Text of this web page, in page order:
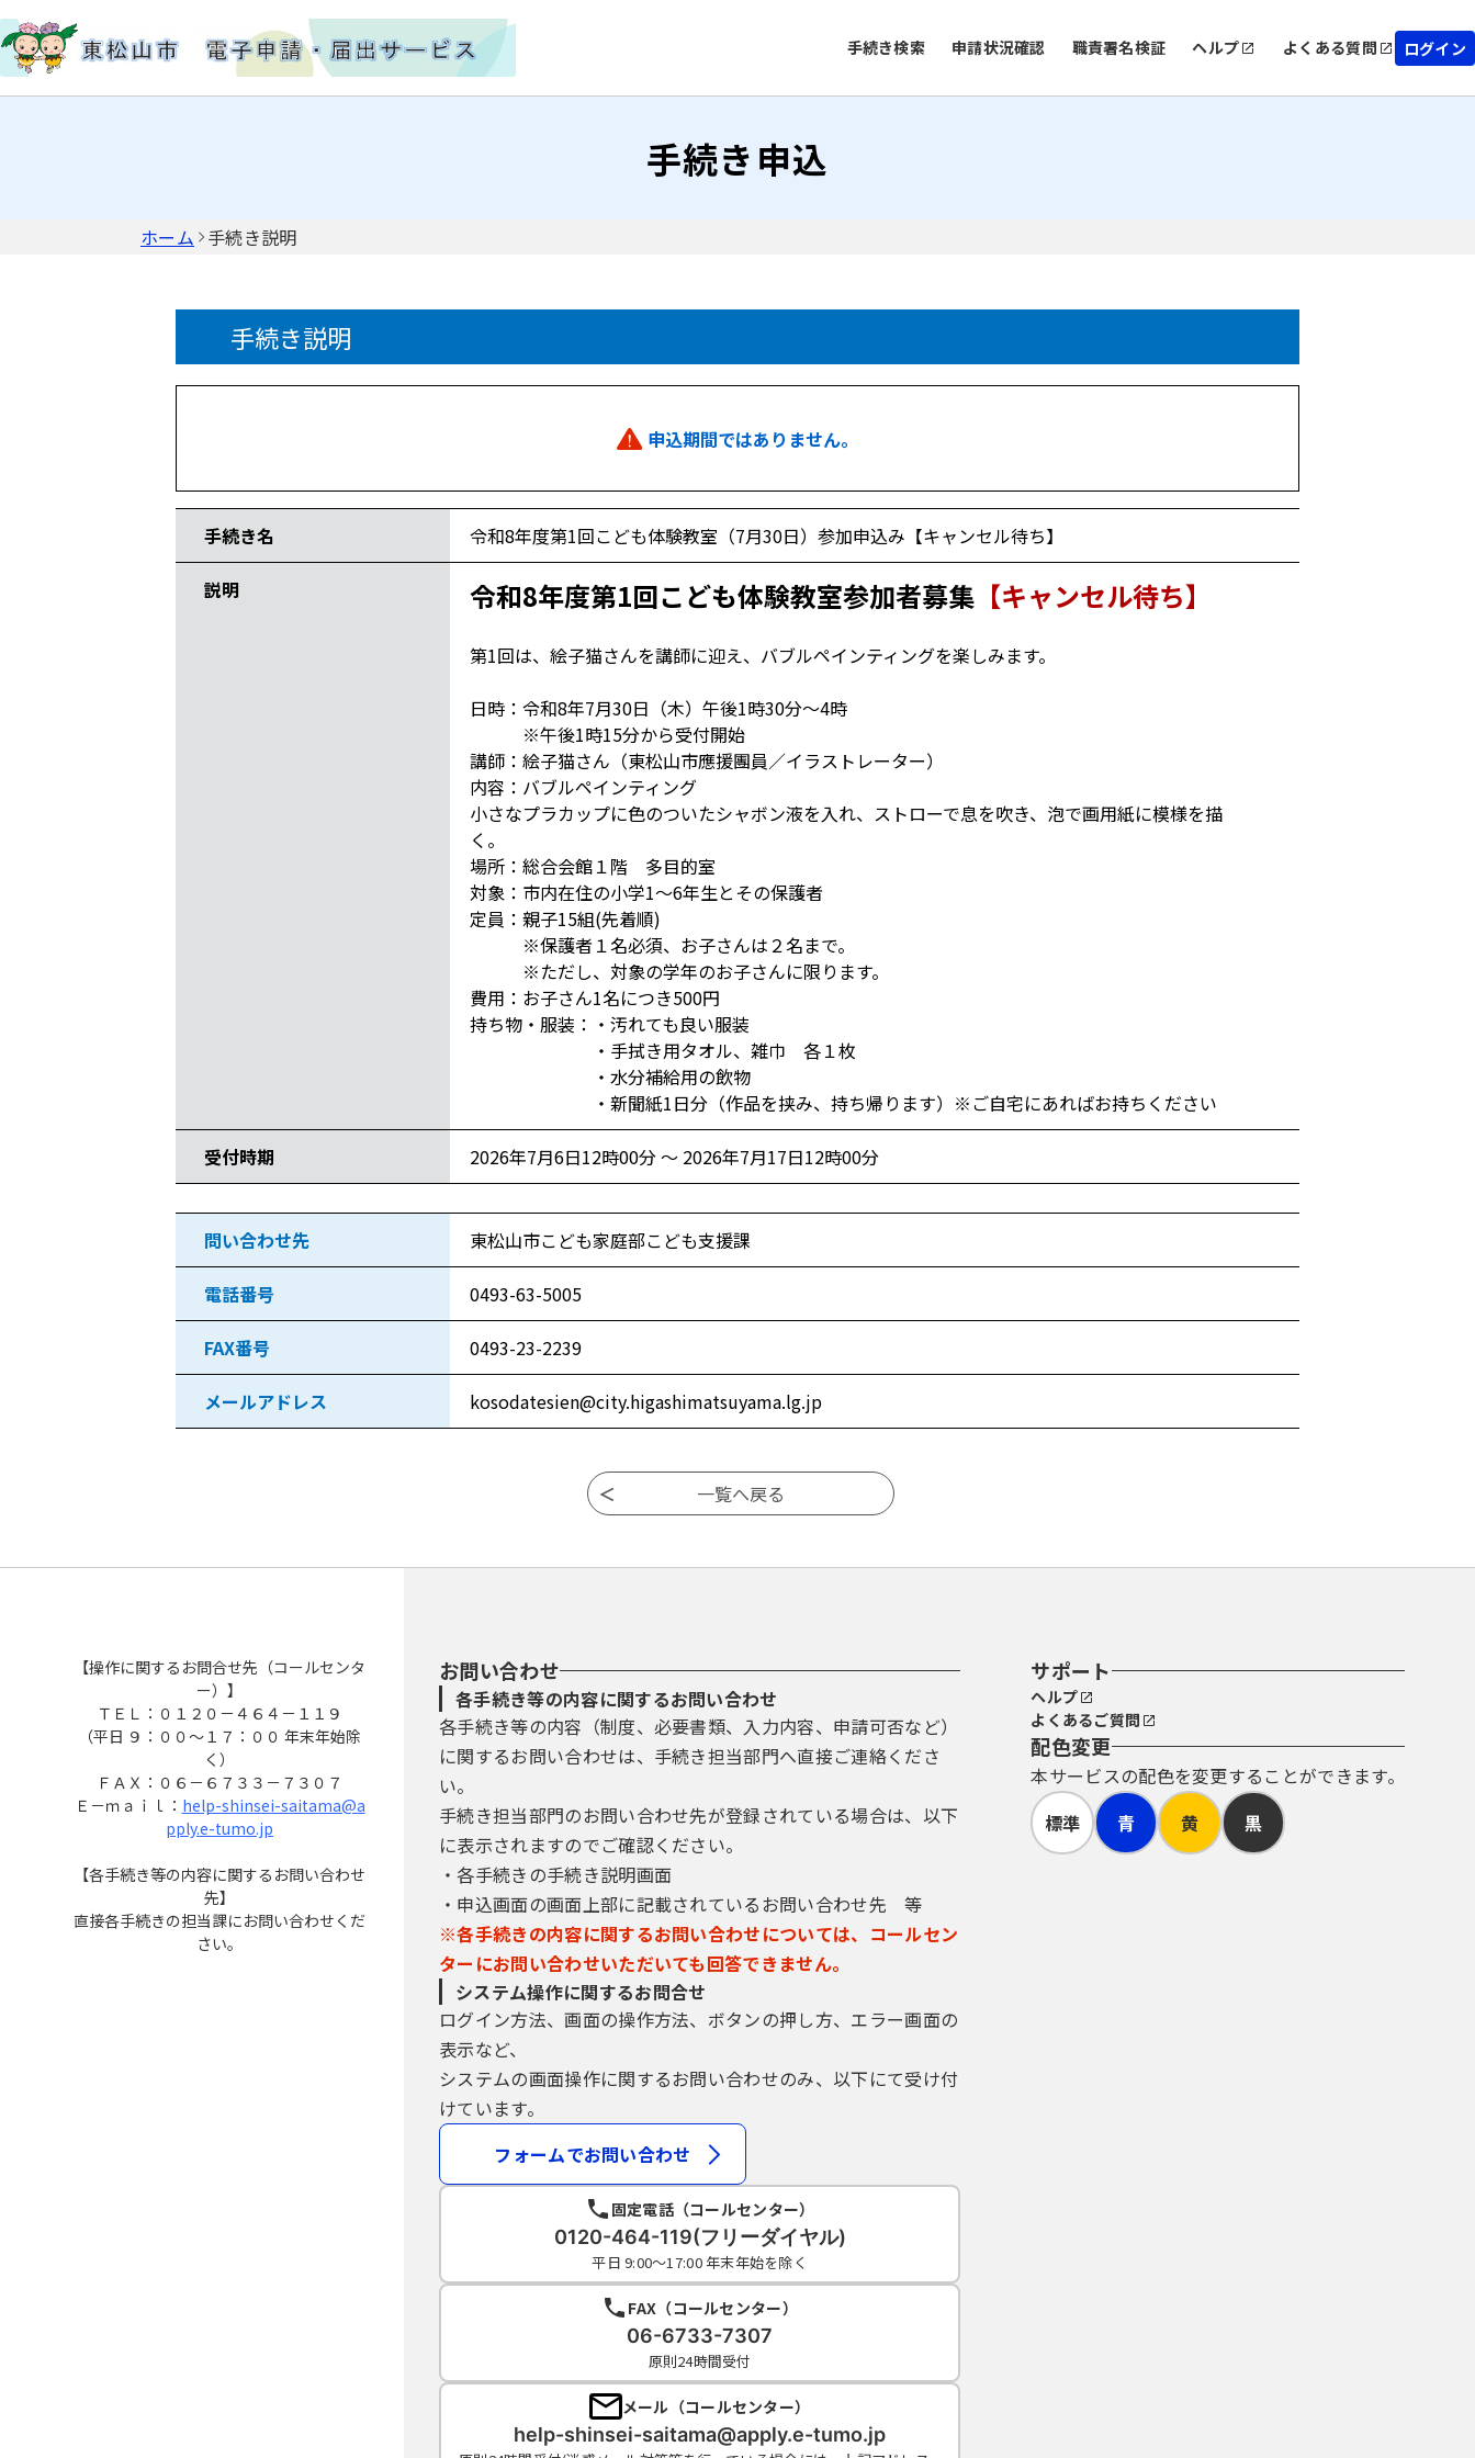
手続き検索 申請状況確認 職責署名検証 ヘルプ よくある質問 ログイン
手続き申込
ホーム 手続き説明
手続き説明
申込期間ではありません。
手続き名 令和8年度第1回こども体験教室（7月30日）参加申込み【キャンセル待ち】
説明 令和8年度第1回こども体験教室参加者募集【キャンセル待ち】
第1回は、絵子猫さんを講師に迎え、バブルペインティングを楽しみます。
日時：令和8年7月30日（木）午後1時30分～4時
※午後1時15分から受付開始
講師：絵子猫さん（東松山市應援團員／イラストレーター）
内容：バブルペインティング
小さなプラカップに色のついたシャボン液を入れ、ストローで息を吹き、泡で画用紙に模様を描
く。
場所：総合会館１階 多目的室
対象：市内在住の小学1～6年生とその保護者
定員：親子15組(先着順)
※保護者１名必須、お子さんは２名まで。
※ただし、対象の学年のお子さんに限ります。
費用：お子さん1名につき500円
持ち物・服装：・汚れても良い服装
・手拭き用タオル、雑巾 各１枚
・水分補給用の飲物
・新聞紙1日分（作品を挟み、持ち帰ります）※ご自宅にあればお持ちください
受付時期 2026年7月6日12時00分 ～ 2026年7月17日12時00分
問い合わせ先 東松山市こども家庭部こども支援課
電話番号 0493-63-5005
FAX番号 0493-23-2239
メールアドレス kosodatesien@city.higashimatsuyama.lg.jp
【操作に関するお問合せ先（コールセンタ
ー）】
ＴＥＬ：０１２０－４６４－１１９
（平日 ９：００～１７：００ 年末年始除
く）
ＦＡＸ：０６－６７３３－７３０７
Ｅ－ｍａｉｌ： help-shinsei-saitama@a
pply.e-tumo.jp
【各手続き等の内容に関するお問い合わせ
先】
直接各手続きの担当課にお問い合わせくだ
さい。
お問い合わせ
各手続き等の内容に関するお問い合わせ
各手続き等の内容（制度、必要書類、入力内容、申請可否など）
に関するお問い合わせは、手続き担当部門へ直接ご連絡くださ
い。
手続き担当部門のお問い合わせ先が登録されている場合は、以下
に表示されますのでご確認ください。
・各手続きの手続き説明画面
・申込画面の画面上部に記載されているお問い合わせ先 等
※各手続きの内容に関するお問い合わせについては、コールセン
ターにお問い合わせいただいても回答できません。
システム操作に関するお問合せ
ログイン方法、画面の操作方法、ボタンの押し方、エラー画面の
表示など、
システムの画面操作に関するお問い合わせのみ、以下にて受け付
けています。
フォームでお問い合わせ
固定電話（コールセンター）
0120-464-119(フリーダイヤル)
平日 9:00～17:00 年末年始を除く
FAX（コールセンター）
06-6733-7307
原則24時間受付
メール（コールセンター）
help-shinsei-saitama@apply.e-tumo.jp
サポート
ヘルプ
よくあるご質問
配色変更
本サービスの配色を変更することができます。
標準
青 黄 黒